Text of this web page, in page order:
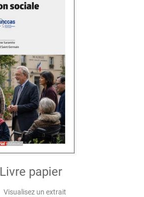
Livre papier
Visualisez un extrait